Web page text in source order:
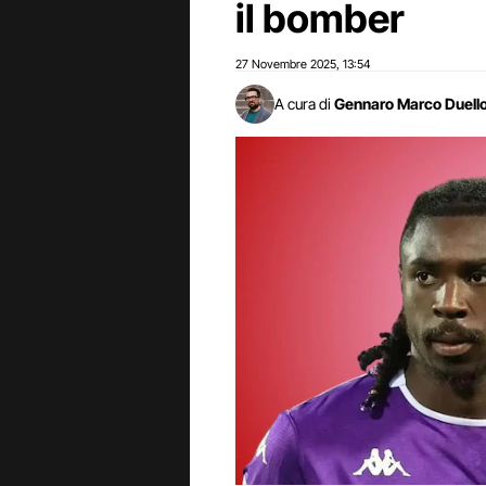
il bomber
27 Novembre 2025 13:54
A cura di Gennaro Marco